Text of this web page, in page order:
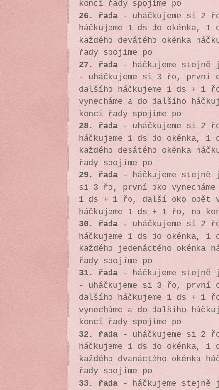
konci řady spojíme po
26. řada
- uháčkujeme si 2
háčkujeme 1 ds do okénka, 1
každého devátého okénka
řady spojíme po
27. řada - háčkujeme stejně
- uháčkujeme si 3 řo, první
dalšího háčkujeme 1 ds + 1
vynecháme a do dalšího
konci řady spojíme po
28. řada
- uháčkujeme si 2
háčkujeme 1 ds do okénka, 1
každého desátého okénka
řady spojíme po
29. řada - háčkujeme stejně
si 3 řo, první oko vynecháme
1 ds + 1 řo, další oko opět
háčkujeme 1 ds + 1 řo, na
30. řada - uháčkujeme si 2
háčkujeme 1 ds do okénka, 1
každého jedenáctého okénka
řady spojíme po
31. řada - háčkujeme stejně
- uháčkujeme si 3 řo, první
dalšího háčkujeme 1 ds + 1
vynecháme a do dalšího
konci řady spojíme po
32. řada - uháčkujeme si 2
háčkujeme 1 ds do okénka, 1
každého dvanáctého okénka
řady spojíme po
33. řada - háčkujeme stejně